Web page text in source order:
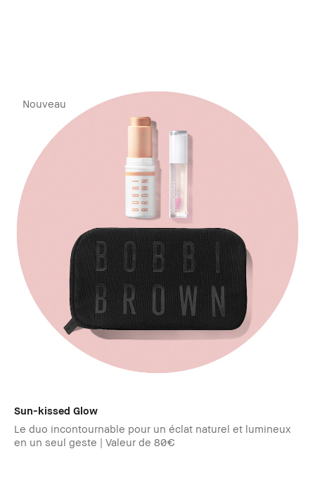
Nouveau
Sun-kissed Glow
Le duo incontournable pour un éclat naturel et lumineux
en un seul geste | Valeur de 80€